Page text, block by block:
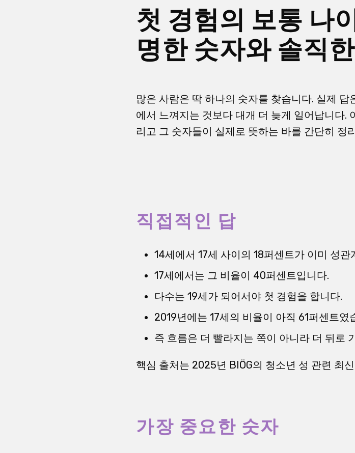
첫 경험의 보통 나
명한 숫자와 솔직
많은 사람은 딱 하나의 숫자를 찾습니다. 실제
에서 느껴지는 것보다 대개 더 늦게 일어납니다.
리고 그 숫자들이 실제로 뜻하는 바를 간단히 정
직접적인 답
14세에서 17세 사이의 18퍼센트가 이미 성관
17세에서는 그 비율이 40퍼센트입니다.
다수는 19세가 되어서야 첫 경험을 합니다.
2019년에는 17세의 비율이 아직 61퍼센트였
즉 흐름은 더 빨라지는 쪽이 아니라 더 뒤로
핵심 출처는 2025년 BIÖG의 청소년 성 관련 최
가장 중요한 숫자